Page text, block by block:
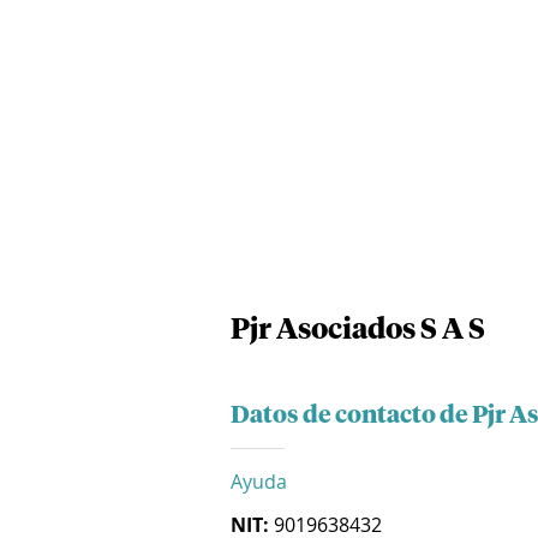
Pjr Asociados S A S
Datos de contacto de Pjr
Ayuda
NIT: 9019638432